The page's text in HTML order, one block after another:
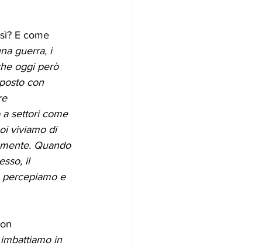
E come
guerra, i
oggi però
con
a settori come
viviamo di
Quando
il
percepiamo e
in